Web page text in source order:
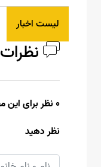
لیست اخبار
نظرات
0 نظر برای این مطلب وجود دارد
نظر دهید